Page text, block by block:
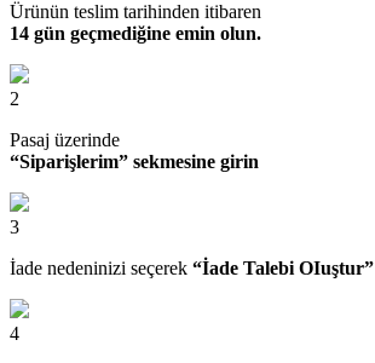
Ürünün teslim tarihinden itibaren
14 gün geçmediğine emin olun.
2
Pasaj üzerinde
“Siparişlerim” sekmesine girin
3
İade nedeninizi seçerek “İade Talebi OIuştur”
4